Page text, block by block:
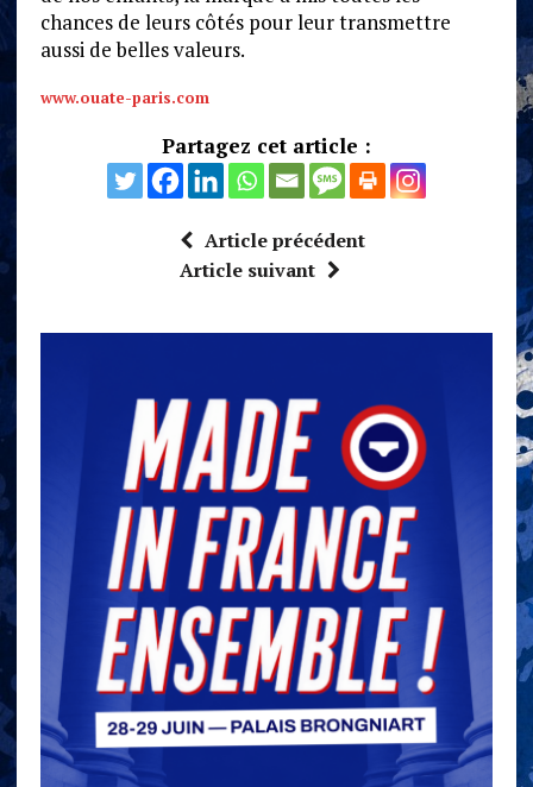
chances de leurs côtés pour leur transmettre
aussi de belles valeurs.
www.ouate-paris.com
Partagez cet article :
Article précédent
Article suivant